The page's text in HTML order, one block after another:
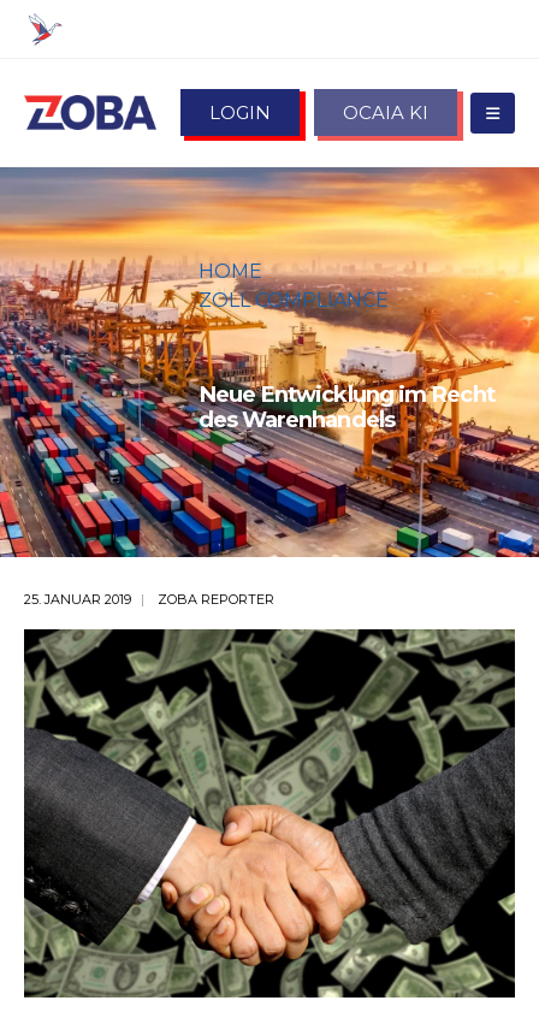
LOGIN OCAIA KI
HOME
ZOLL COMPLIANCE
NEUE ENTWICKLUNG IM
RECHT DES WARENHANDELS
Neue Entwicklung im Recht
des Warenhandels
25. JANUAR 2019 ZOBA REPORTER